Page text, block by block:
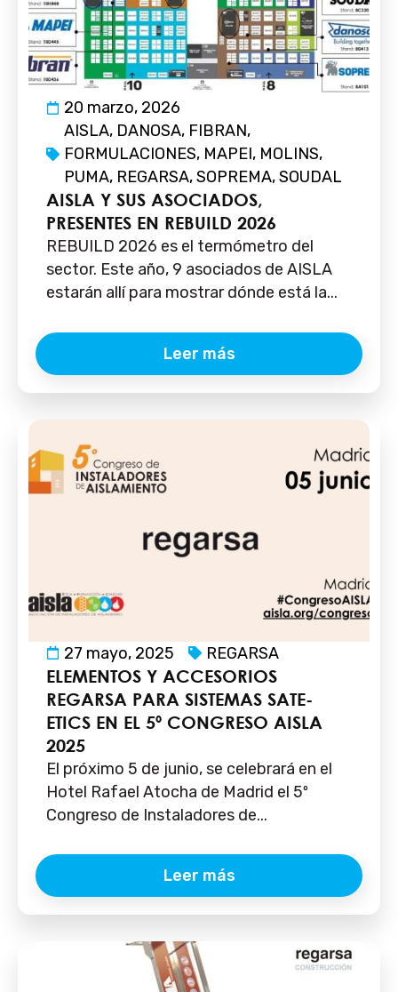
20 marzo, 2026
AISLA, DANOSA, FIBRAN,
FORMULACIONES, MAPEI, MOLINS,
PUMA, REGARSA,SOPREMA,SOUDAL
AISLA Y SUS ASOCIADOS,
PRESENTES EN REBUILD 2026
REBUILD 2026 es el termómetro del
sector. Este año, 9 asociados de AISLA
estarán allí para mostrar dónde está la...
Leer más
27 mayo, 2025 REGARSA
ELEMENTOS Y ACCESORIOS
REGARSA PARA SISTEMAS SATE-
ETICS EN EL 5º CONGRESO AISLA
2025
El próximo 5 de junio, se celebrará en el
Hotel Rafael Atocha de Madrid el 5º
Congreso de Instaladores de...
Leer más